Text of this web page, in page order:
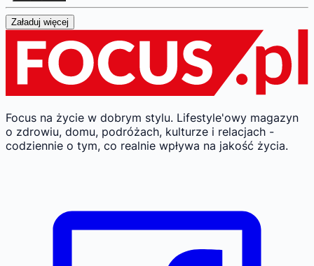
Załaduj więcej
Focus na życie w dobrym stylu. Lifestyle'owy magazyn
o zdrowiu, domu, podróżach, kulturze i relacjach -
codziennie o tym, co realnie wpływa na jakość życia.